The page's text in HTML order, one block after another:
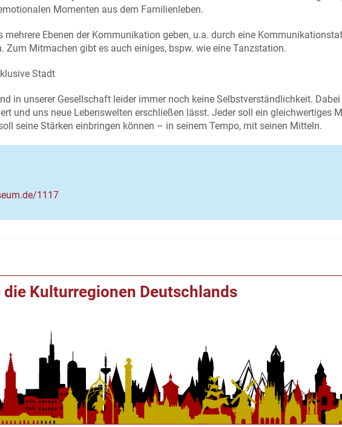
Momenten aus dem Familienleben.
mehrere Ebenen der Kommunikation geben, u.a. durch eine
Zum Mitmachen gibt es auch einiges, bspw. wie eine Tanzstation.
Stadt
in unserer Gesellschaft leider immer noch keine Selbstverständlichkeit.
und uns neue Lebenswelten erschließen lässt. Jeder soll ein gleichwertiges
seine Stärken einbringen können – in seinem Tempo, mit seinen Mitteln.
1117
die Kulturregionen Deutschlands